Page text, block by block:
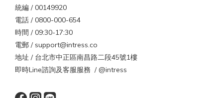
統編 / 00149920
電話 / 0800-000-654
時間 / 09:30-17:30
電郵 / support@intress.co
地址 / 台北市中正區南昌路二段45號1樓
即時Line諮詢及客服服務 / @intress